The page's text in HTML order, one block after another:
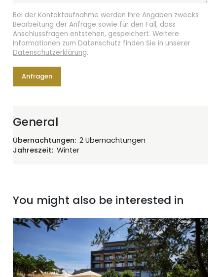
Bei der Kontaktaufnahme werden Ihre Angaben zwecks
Bearbeitung der Anfrage sowie für den Fall, dass
Anschlussfragen entstehen, gespeichert. Weitere
Informationen zum Datenschutz finden Sie in unserer
Datenschutzerklärung.
Anfragen
General
Übernachtungen 2 Übernachtungen
Jahreszeit Winter
You might also be interested in